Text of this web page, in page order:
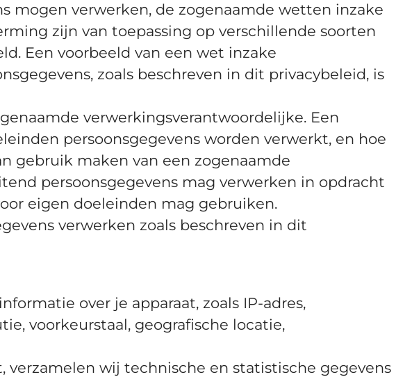
mogen verwerken, de zogenaamde wetten inzake
zijn van toepassing op verschillende soorten
Een voorbeeld van een wet inzake
zoals beschreven in dit privacybeleid, is
verwerkingsverantwoordelijke. Een
persoonsgegevens worden verwerkt, en hoe
gebruik maken van een zogenaamde
persoonsgegevens mag verwerken in opdracht
eigen doeleinden mag gebruiken.
verwerken zoals beschreven in dit
over je apparaat, zoals IP-adres,
voorkeurstaal, geografische locatie,
verzamelen wij technische en statistische gegevens